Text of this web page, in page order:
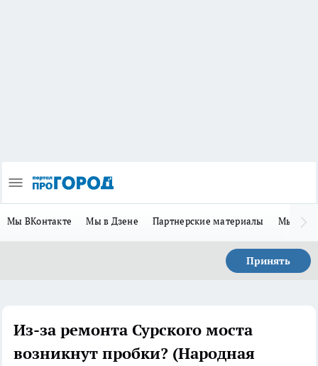
Мы ВКонтакте Мы в Дзене Партнерские материалы Мы в
Принять
Из-за ремонта Сурского моста
возникнут пробки? (Народная